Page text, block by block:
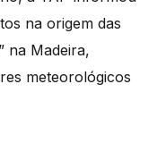
na origem das
na Madeira,
meteorológicos